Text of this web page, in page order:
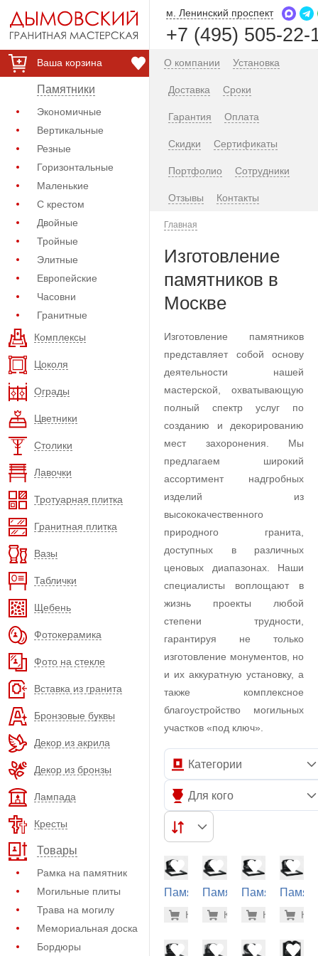
Ваша корзина
Памятники
Экономичные
Вертикальные
Резные
Горизонтальные
Маленькие
С крестом
Двойные
Тройные
Элитные
Европейские
Часовни
Гранитные
Комплексы
Цоколя
Ограды
Цветники
Столики
Лавочки
Тротуарная плитка
Гранитная плитка
Вазы
Таблички
Щебень
Фотокерамика
Фото на стекле
Вставка из гранита
Бронзовые буквы
Декор из акрила
Декор из бронзы
Лампада
Кресты
Товары
Рамка на памятник
Могильные плиты
Трава на могилу
Мемориальная доска
Бордюры
м. Ленинский проспект
+7 (495) 505-22-
О компании Установка
Доставка Сроки
Гарантия Оплата
Скидки Сертификаты
Портфолио Сотрудники
Отзывы Контакты
Главная
Изготовление
памятников в
Москве
Изготовление памятников
представляет собой основу
деятельности нашей
мастерской, охватывающую
полный спектр услуг по
созданию и декорированию
мест захоронения. Мы
предлагаем широкий
ассортимент надгробных
изделий из
высококачественного
природного гранита,
доступных в различных
ценовых диапазонах. Наши
специалисты воплощают в
жизнь проекты любой
степени трудности,
гарантируя не только
изготовление монументов, но
и их аккуратную установку, а
также комплексное
благоустройство могильных
участков «под ключ».
Категории
Для кого
Памятник
могилу
-7% 46.300
Купить
Памятник
могилу
-7%
Купить
Памятник
могилу
-
Купитьмогилу